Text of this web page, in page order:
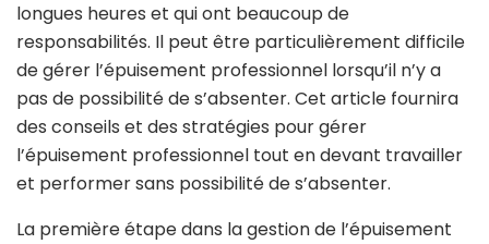
longues heures et qui ont beaucoup de
responsabilités. Il peut être particulièrement difficile
de gérer l’épuisement professionnel lorsqu’il n’y a
pas de possibilité de s’absenter. Cet article fournira
des conseils et des stratégies pour gérer
l’épuisement professionnel tout en devant travailler
et performer sans possibilité de s’absenter.
La première étape dans la gestion de l’épuisement